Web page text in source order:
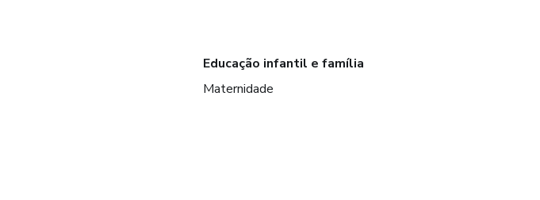
Educação infantil e família
Maternidade